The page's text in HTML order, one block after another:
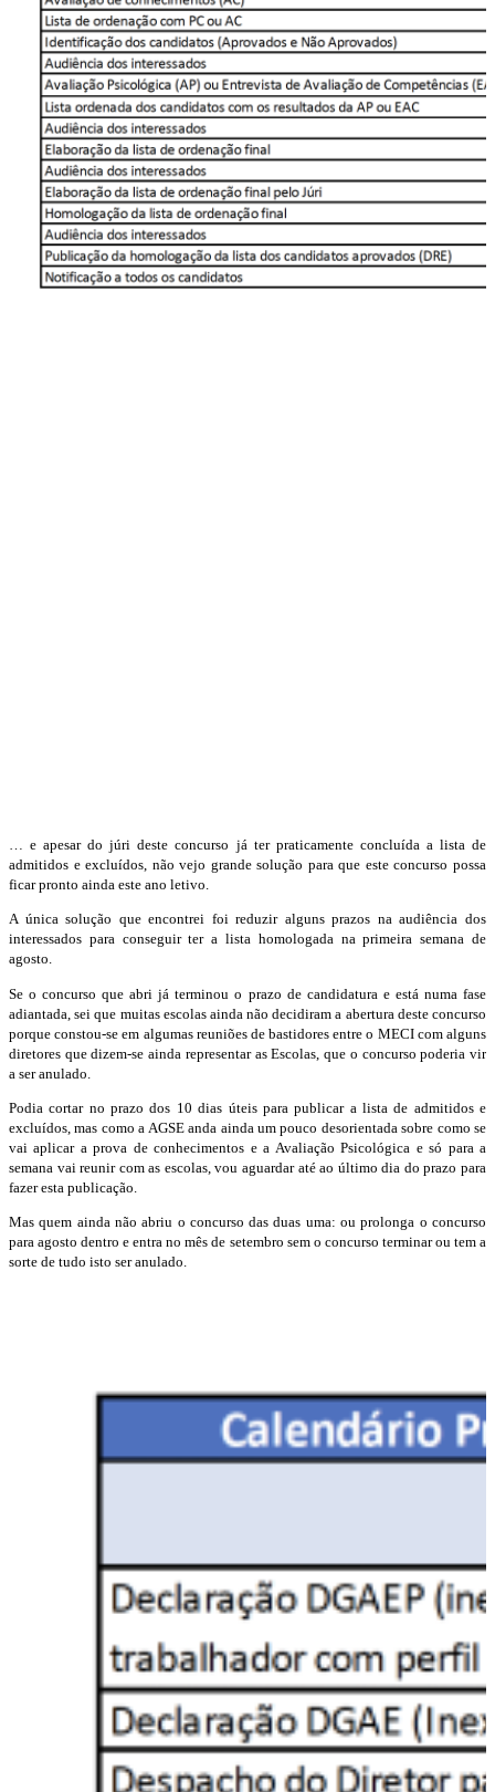
… e apesar do júri deste concurso já ter praticamente concluída a lista de
admitidos e excluídos, não vejo grande solução para que este concurso possa
ficar pronto ainda este ano letivo.
A única solução que encontrei foi reduzir alguns prazos na audiência dos
interessados para conseguir ter a lista homologada na primeira semana de
agosto.
Se o concurso que abri já terminou o prazo de candidatura e está numa fase
adiantada, sei que muitas escolas ainda não decidiram a abertura deste concurso
porque constou-se em algumas reuniões de bastidores entre o MECI com alguns
diretores que dizem-se ainda representar as Escolas, que o concurso poderia vir
a ser anulado.
Podia cortar no prazo dos 10 dias úteis para publicar a lista de admitidos e
excluídos, mas como a AGSE anda ainda um pouco desorientada sobre como se
vai aplicar a prova de conhecimentos e a Avaliação Psicológica e só para a
semana vai reunir com as escolas, vou aguardar até ao último dia do prazo para
fazer esta publicação.
Mas quem ainda não abriu o concurso das duas uma: ou prolonga o concurso
para agosto dentro e entra no mês de setembro sem o concurso terminar ou tem a
sorte de tudo isto ser anulado.